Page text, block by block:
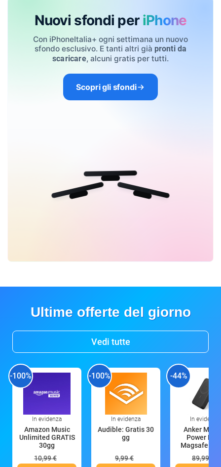
Nuovi sfondi per iPhone
Con iPhoneItalia+ ogni settimana un nuovo
sfondo esclusivo. E tanti altri già pronti da
scaricare, alcuni gratis per tutti.
Scopri gli sfondi
Ultime offerte del giorno
Vedi tutte
-100%
In evidenza
Amazon Music
Unlimited GRATIS
30gg
10,99 €
-100%
In evidenza
Audible: Gratis 30
gg
9,99 €
-44%
In evidenza
Anker
Power
Magsafe
89,99 €